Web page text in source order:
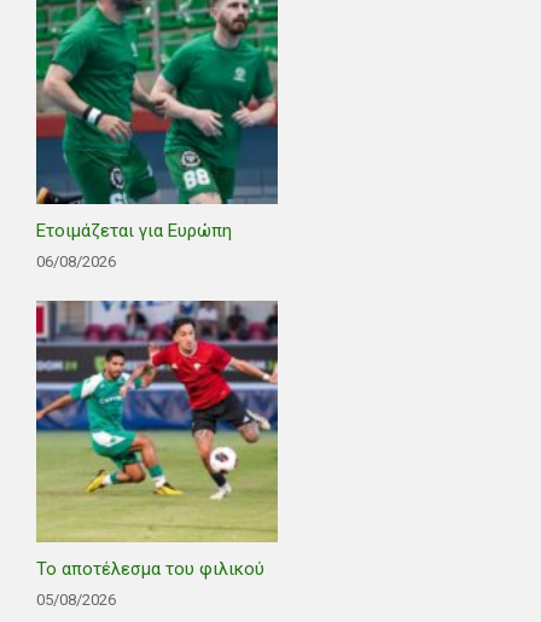
Ετοιμάζεται για Ευρώπη
06/08/2026
Το αποτέλεσμα του φιλικού
05/08/2026